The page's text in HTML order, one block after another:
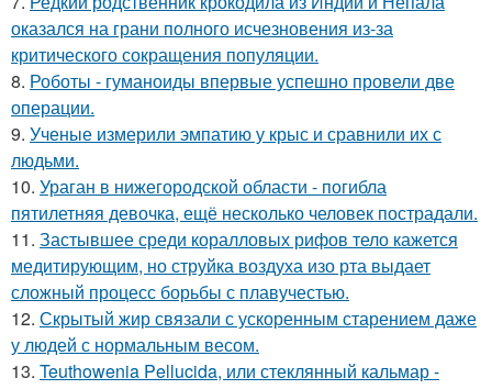
оказался на грани полного исчезновения из-за
критического сокращения популяции.
8. Роботы - гуманоиды впервые успешно провели две
операции.
9. Ученые измерили эмпатию у крыс и сравнили их с
людьми.
10. Ураган в нижегородской области - погибла
пятилетняя девочка, ещё несколько человек пострадали.
11. Застывшее среди коралловых рифов тело кажется
медитирующим, но струйка воздуха изо рта выдает
сложный процесс борьбы с плавучестью.
12. Скрытый жир связали с ускоренным старением даже
у людей с нормальным весом.
13. Teuthowenia Pellucida, или стеклянный кальмар -